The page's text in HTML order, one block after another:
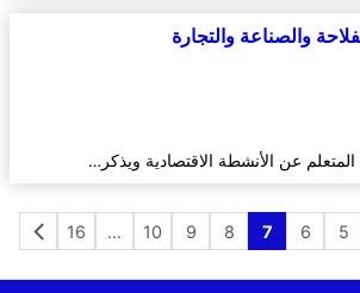
والصناعة والتجارة
عن الأنشطة الاقتصادية ويذكر…
5
6
7
8
9
10
…
16